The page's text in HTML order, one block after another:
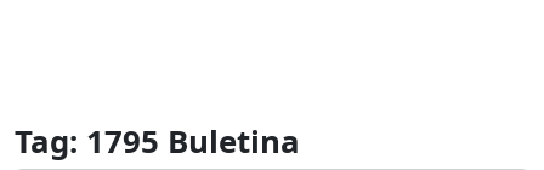
Tag: 1795 Buletina